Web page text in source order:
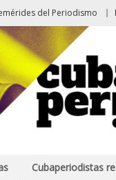
del Periodismo
Cubaperiodistas